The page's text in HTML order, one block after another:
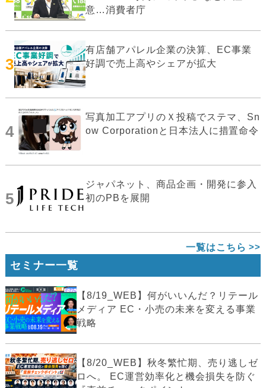
意…消費者庁
3
有店舗アパレル企業の決算、EC事業
好調で売上高やシェアが拡大
4
写真加工アプリのＸ投稿でステマ、Sn
ow Corporationと日本法人に措置命令
5
ジャパネット、商品企画・開発に参入
初のPBを展開
一覧はこちら
セミナー一覧
【8/19_WEB】何がいいんだ？リテール
メディア EC・小売の未来を変える事業
戦略
【8/20_WEB】秋冬繁忙期、売り逃しゼ
ロへ。 EC運営効率化と機会損失を防ぐ